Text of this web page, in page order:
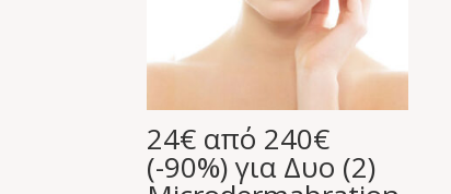
24€ από 240€
(-90%) για Δυο (2)